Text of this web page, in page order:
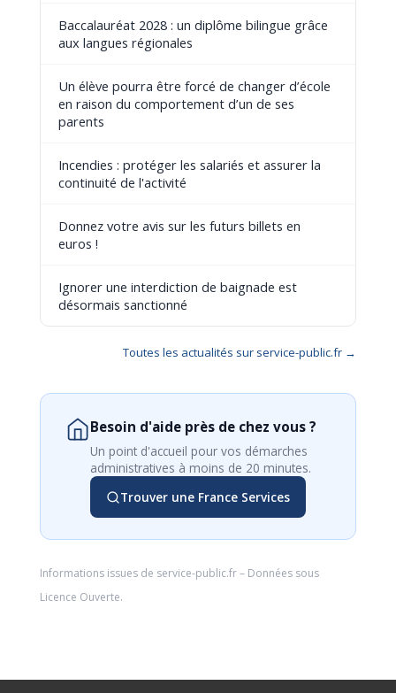
Baccalauréat 2028 : un diplôme bilingue grâce
aux langues régionales
Un élève pourra être forcé de changer d’école
en raison du comportement d’un de ses
parents
Incendies : protéger les salariés et assurer la
continuité de l'activité
Donnez votre avis sur les futurs billets en
euros !
Ignorer une interdiction de baignade est
désormais sanctionné
Toutes les actualités sur service-public.fr →
Besoin d'aide près de chez vous ?
Un point d'accueil pour vos démarches
administratives à moins de 20 minutes.
Trouver une France Services
Informations issues de service-public.fr– Données sous
Licence Ouverte.